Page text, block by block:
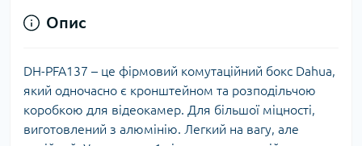
Опис
DH-PFA137 – це фірмовий комутаційний бокс Dahua,
який одночасно є кронштейном та розподільчою
коробкою для відеокамер. Для більшої міцності,
виготовлений з алюмінію. Легкий на вагу, але